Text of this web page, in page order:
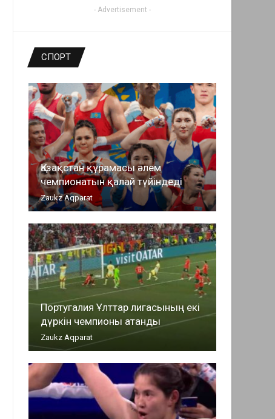
- Advertisement -
СПОРТ
Қазақстан құрамасы әлем
чемпионатын қалай түйіндеді
Zaukz Aqparat
Португалия Ұлттар лигасының екі
дүркін чемпионы атанды
Zaukz Aqparat